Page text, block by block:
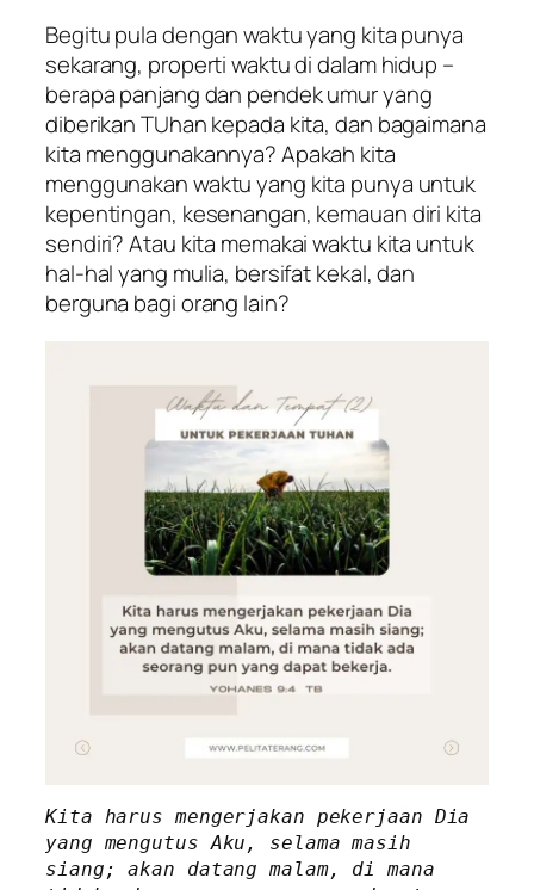
Begitu pula dengan waktu yang kita punya
sekarang, properti waktu di dalam hidup –
berapa panjang dan pendek umur yang
diberikan TUhan kepada kita, dan bagaimana
kita menggunakannya? Apakah kita
menggunakan waktu yang kita punya untuk
kepentingan, kesenangan, kemauan diri kita
sendiri? Atau kita memakai waktu kita untuk
hal-hal yang mulia, bersifat kekal, dan
berguna bagi orang lain?
Kita harus mengerjakan pekerjaan Dia
yang mengutus Aku, selama masih
siang; akan datang malam, di mana